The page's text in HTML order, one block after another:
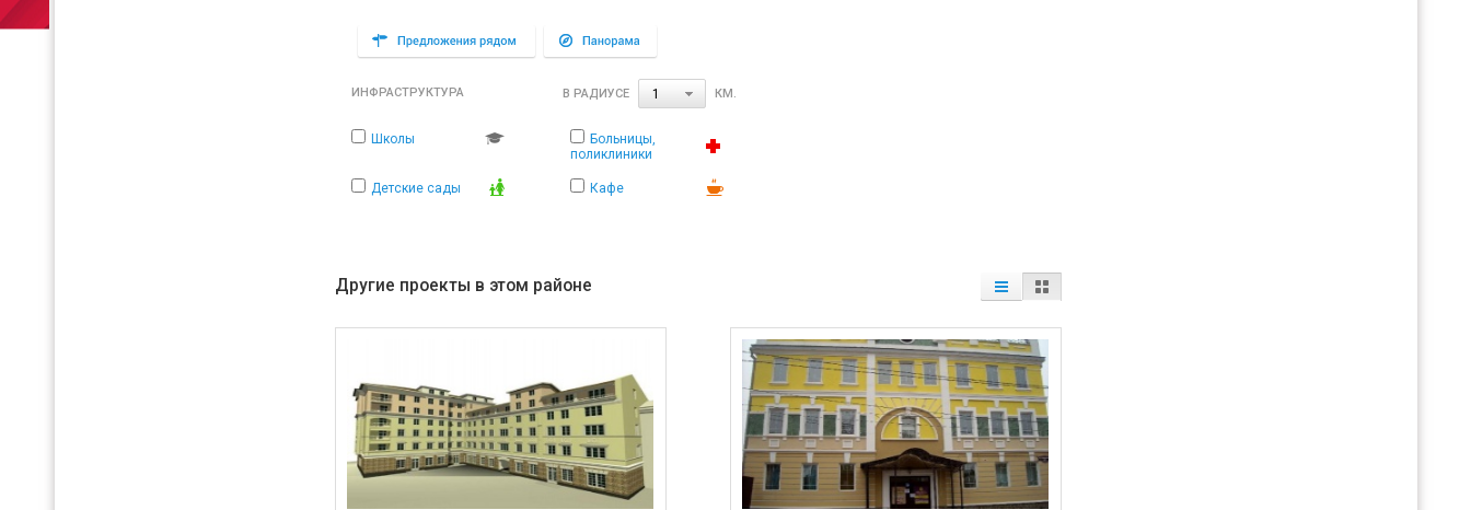
ИНФРАСТРУКТУРА В РАДИУСЕ 1 КМ.
Школы
Больницы,
поликлиники
Детские сады Кафе
Другие проекты в этом районе